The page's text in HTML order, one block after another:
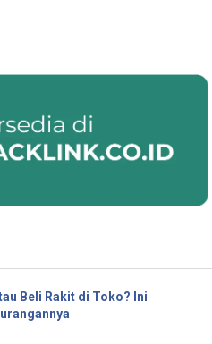
Beli Rakit di Toko? Ini